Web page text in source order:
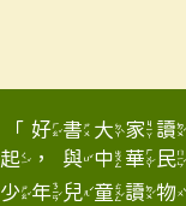
「好書大家
起，與中華
少年兒童讀